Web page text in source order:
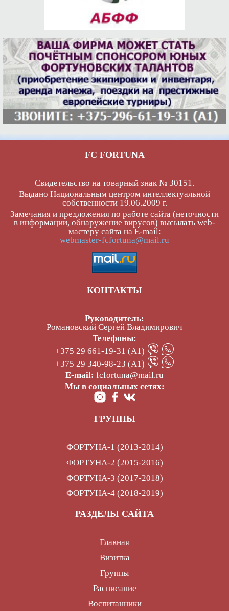
FC FORTUNA
Свидетельство на товарный знак № 30151.
Выдано Национальным центром интеллектуальной
собственности 19.06.2009 г.
Замечания и предложения по работе сайта (неточности
в информации, обнаружение вирусов) высылать web-
мастеру сайта на E-mail:
webmaster-fcfortuna@mail.ru
КОНТАКТЫ
Руководитель:
Романовский Сергей Владимирович
Телефоны:
+375 29 661-19-31 (А1)
+375 29 340-98-23 (А1)
E-mail: fcfortuna@mail.ru
Мы в социальных сетях:
ГРУППЫ
ФОРТУНА-1 (2013-2014)
ФОРТУНА-2 (2015-2016)
ФОРТУНА-3 (2017-2018)
ФОРТУНА-4 (2018-2019)
РАЗДЕЛЫ САЙТА
Главная
Визитка
Группы
Расписание
Воспитанники